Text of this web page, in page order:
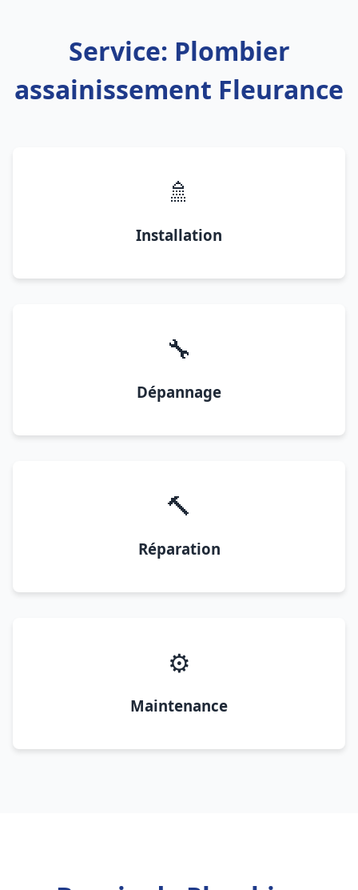
Service: Plombier
assainissement Fleurance
🚿
Installation
🔧
Dépannage
🔨
Réparation
⚙️
Maintenance